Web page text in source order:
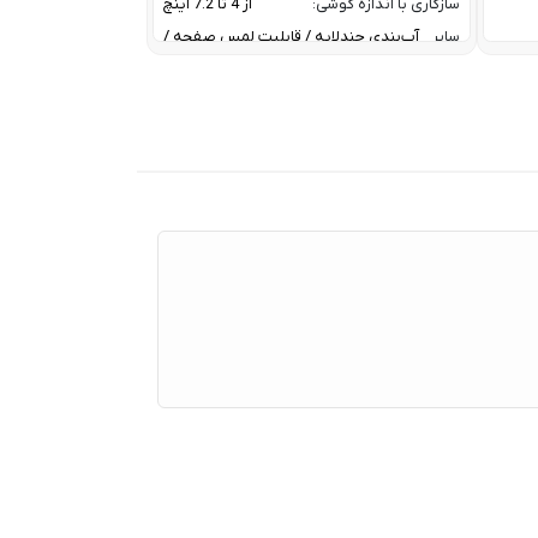
سازگاری با اندازه گوشی:
از 4 تا 7.2 اینچ
سایر
آب‌بندی چندلایه / قابلیت لمس صفحه /